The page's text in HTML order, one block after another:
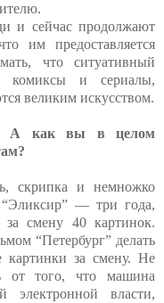
и сейчас продолжают
им предоставляется
что ситуативный
комиксы и сериалы,
великим искусством.
А как вы в целом
скрипка и немножко
“Эликсир” — три года,
смену 40 картинок.
“Петербург” делать
за смену. Не
того, что машина
электронной власти,